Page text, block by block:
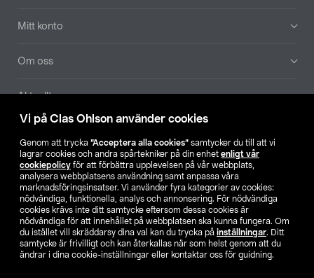
Vi på Clas Ohlson använder cookies
Genom att trycka ”Acceptera alla cookies” samtycker du till att vi
lagrar cookies och andra spårtekniker på din enhet enligt vår
cookiepolicy för att förbättra upplevelsen på vår webbplats,
analysera webbplatsens användning samt anpassa våra
marknadsföringsinsatser. Vi använder fyra kategorier av cookies:
nödvändiga, funktionella, analys och annonsering. För nödvändiga
cookies krävs inte ditt samtycke eftersom dessa cookies är
nödvändiga för att innehållet på webbplatsen ska kunna fungera. Om
du istället vill skräddarsy dina val kan du trycka på inställningar. Ditt
samtycke är frivilligt och kan återkallas när som helst genom att du
ändrar i dina cookie-inställningar eller kontaktar oss för guidning.
Mitt konto
Om oss
Aktuellt
Hitta butik
SE NO FI